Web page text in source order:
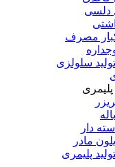
دلسی
مصرف
سلولزی
دار
مادر
پلیمری